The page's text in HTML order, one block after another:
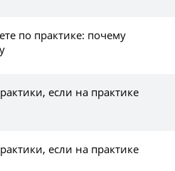
по практике: почему
если на практике
если на практике